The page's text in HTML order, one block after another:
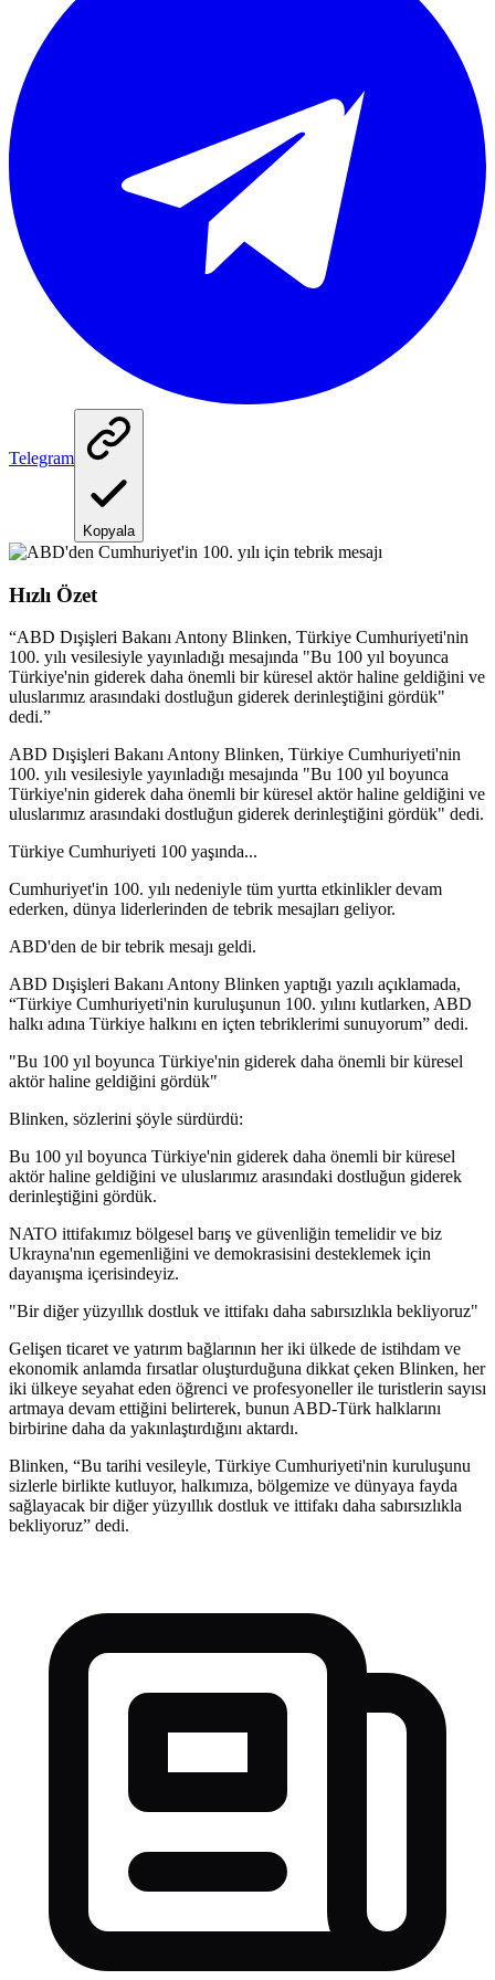
Telegram
Kopyala
Hızlı Özet
“ABD Dışişleri Bakanı Antony Blinken, Türkiye Cumhuriyeti'nin
100. yılı vesilesiyle yayınladığı mesajında "Bu 100 yıl boyunca
Türkiye'nin giderek daha önemli bir küresel aktör haline geldiğini ve
uluslarımız arasındaki dostluğun giderek derinleştiğini gördük"
dedi.”
ABD Dışişleri Bakanı Antony Blinken, Türkiye Cumhuriyeti'nin
100. yılı vesilesiyle yayınladığı mesajında "Bu 100 yıl boyunca
Türkiye'nin giderek daha önemli bir küresel aktör haline geldiğini ve
uluslarımız arasındaki dostluğun giderek derinleştiğini gördük" dedi.
Türkiye Cumhuriyeti 100 yaşında...
Cumhuriyet'in 100. yılı nedeniyle tüm yurtta etkinlikler devam
ederken, dünya liderlerinden de tebrik mesajları geliyor.
ABD'den de bir tebrik mesajı geldi.
ABD Dışişleri Bakanı Antony Blinken yaptığı yazılı açıklamada,
“Türkiye Cumhuriyeti'nin kuruluşunun 100. yılını kutlarken, ABD
halkı adına Türkiye halkını en içten tebriklerimi sunuyorum” dedi.
"Bu 100 yıl boyunca Türkiye'nin giderek daha önemli bir küresel
aktör haline geldiğini gördük"
Blinken, sözlerini şöyle sürdürdü:
Bu 100 yıl boyunca Türkiye'nin giderek daha önemli bir küresel
aktör haline geldiğini ve uluslarımız arasındaki dostluğun giderek
derinleştiğini gördük.
NATO ittifakımız bölgesel barış ve güvenliğin temelidir ve biz
Ukrayna'nın egemenliğini ve demokrasisini desteklemek için
dayanışma içerisindeyiz.
"Bir diğer yüzyıllık dostluk ve ittifakı daha sabırsızlıkla bekliyoruz"
Gelişen ticaret ve yatırım bağlarının her iki ülkede de istihdam ve
ekonomik anlamda fırsatlar oluşturduğuna dikkat çeken Blinken, her
iki ülkeye seyahat eden öğrenci ve profesyoneller ile turistlerin sayısı
artmaya devam ettiğini belirterek, bunun ABD-Türk halklarını
birbirine daha da yakınlaştırdığını aktardı.
Blinken, “Bu tarihi vesileyle, Türkiye Cumhuriyeti'nin kuruluşunu
sizlerle birlikte kutluyor, halkımıza, bölgemize ve dünyaya fayda
sağlayacak bir diğer yüzyıllık dostluk ve ittifakı daha sabırsızlıkla
bekliyoruz” dedi.